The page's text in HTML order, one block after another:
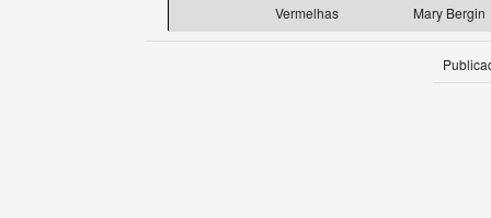
Vermelhas Mary Bergin